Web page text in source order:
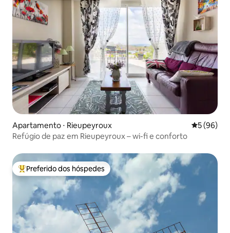
Apartamento ⋅ Rieupeyroux 5 de uma
5 (96)
Refúgio de paz em Rieupeyroux – wi-fi e conforto
Entre os melhores preferidos dos hóspedes
Preferido dos hóspedes